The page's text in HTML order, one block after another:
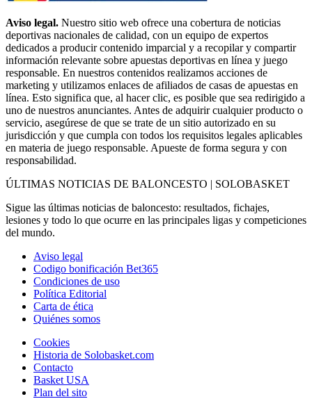
Aviso legal. Nuestro sitio web ofrece una cobertura de noticias
deportivas nacionales de calidad, con un equipo de expertos
dedicados a producir contenido imparcial y a recopilar y compartir
información relevante sobre apuestas deportivas en línea y juego
responsable. En nuestros contenidos realizamos acciones de
marketing y utilizamos enlaces de afiliados de casas de apuestas en
línea. Esto significa que, al hacer clic, es posible que sea redirigido a
uno de nuestros anunciantes. Antes de adquirir cualquier producto o
servicio, asegúrese de que se trate de un sitio autorizado en su
jurisdicción y que cumpla con todos los requisitos legales aplicables
en materia de juego responsable. Apueste de forma segura y con
responsabilidad.
ÚLTIMAS NOTICIAS DE BALONCESTO | SOLOBASKET
Sigue las últimas noticias de baloncesto: resultados, fichajes,
lesiones y todo lo que ocurre en las principales ligas y competiciones
del mundo.
Aviso legal
Codigo bonificación Bet365
Condiciones de uso
Política Editorial
Carta de ética
Quiénes somos
Cookies
Historia de Solobasket.com
Contacto
Basket USA
Plan del sito